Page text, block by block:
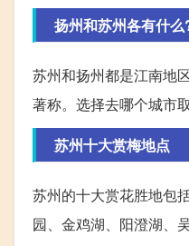
扬州和苏州各有什
苏州和扬州都是江南地
著称。选择去哪个城市
苏州十大赏梅地点
苏州的十大赏花胜地包
园、金鸡湖、阳澄湖、